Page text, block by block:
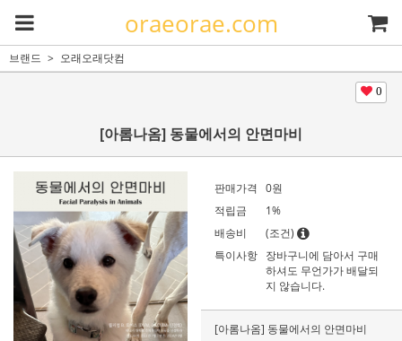
oraeorae.com
브랜드 오래오래닷컴
0
[아롬나옴] 동물에서의 안면마비
판매가격 0원
적립금
1%
배송비
(조건)
특이사항 장바구니에 담아서 구매
하셔도 무언가가 배달되
지 않습니다.
[아롬나옴] 동물에서의 안면마비